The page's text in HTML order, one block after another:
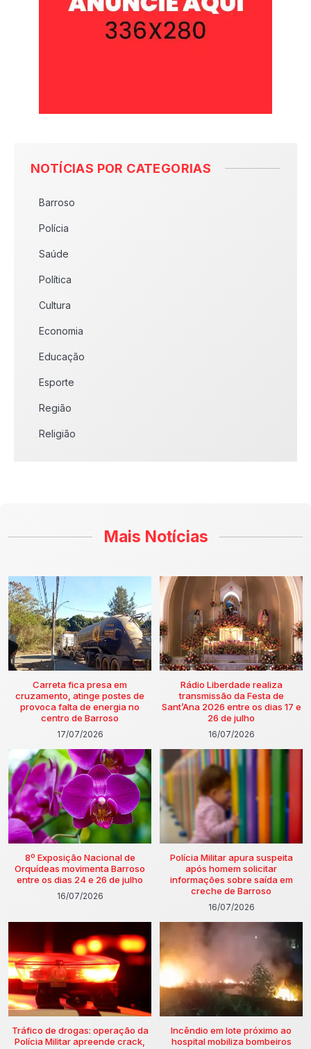
NOTÍCIAS POR CATEGORIAS
Barroso
Polícia
Saúde
Política
Cultura
Economia
Educação
Esporte
Região
Religião
Mais Notícias
Carreta fica presa em
cruzamento, atinge postes de
provoca falta de energia no
centro de Barroso
17/07/2026
Rádio Liberdade realiza
transmissão da Festa de
Sant’Ana 2026 entre os dias 17 e
26 de julho
16/07/2026
8º Exposição Nacional de
Orquídeas movimenta Barroso
entre os dias 24 e 26 de julho
16/07/2026
Polícia Militar apura suspeita
após homem solicitar
informações sobre saída em
creche de Barroso
16/07/2026
Tráfico de drogas: operação da
Polícia Militar apreende crack,
Incêndio em lote próximo ao
hospital mobiliza bombeiros